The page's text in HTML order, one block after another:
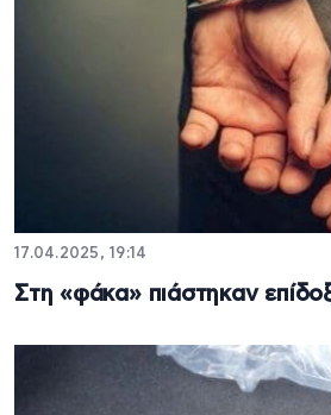
17.04.2025, 19:14
Στη «φάκα» πιάστηκαν